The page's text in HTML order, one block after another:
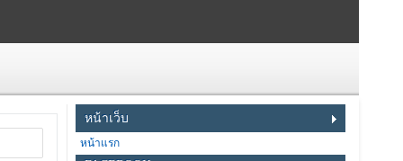
หน้าเว็บ
หน้าแรก